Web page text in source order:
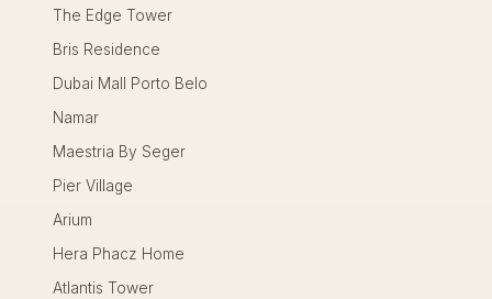
The Edge Tower
Bris Residence
Dubai Mall Porto Belo
Namar
Maestria By Seger
Pier Village
Arium
Hera Phacz Home
Atlantis Tower